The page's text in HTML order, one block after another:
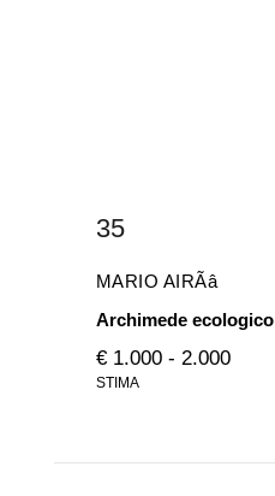
35
MARIO AIRÃâ
Archimede ecologico
€ 1.000 - 2.000
STIMA